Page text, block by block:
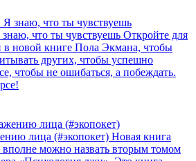
что ты чувствуешь Откройте для
новой книге Пола Экмана, чтобы
других, чтобы успешно
чтобы не ошибаться, а побеждать.
лица (#экопокет) Новая книга
можно назвать вторым томом